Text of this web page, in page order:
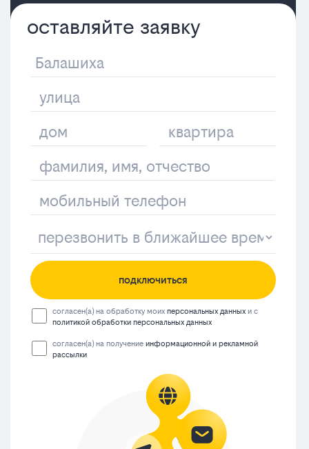
оставляйте заявку
подключиться
согласен(а) на обработку моихперсональных данных и с
политикой обработки персональных данных
согласен(а) на получениеинформационной и рекламной
рассылки